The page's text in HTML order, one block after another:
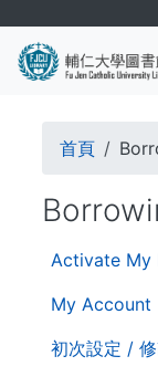
main
首頁
第
層
覽
Activate My
My Account
初次設定 /